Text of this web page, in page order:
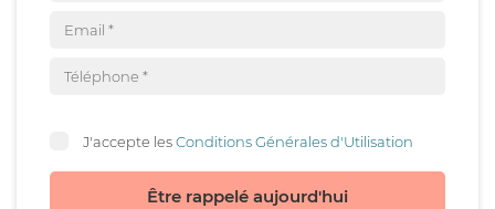
J'accepte lesConditions Générales d'Utilisation
Être rappelé aujourd'hui